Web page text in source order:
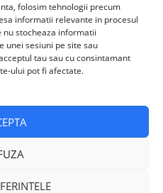
folosim tehnologii precum
informatii relevante in procesul
stocheaza informatii
unei sesiuni pe site sau
tau sau cu consintamant
ului pot fi afectate.
© 2026